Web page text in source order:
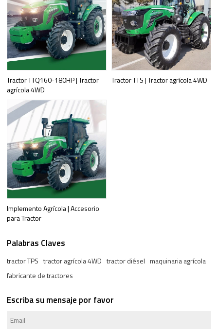
Tractor TTQ160-180HP | Tractor
agrícola 4WD
Tractor TTS | Tractor agrícola 4WD
Implemento Agrícola | Accesorio
para Tractor
Palabras Claves
tractor TPS tractor agrícola 4WD tractor diésel maquinaria agrícola
fabricante de tractores
Escriba su mensaje por favor